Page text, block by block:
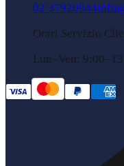
02 37920944
Orari Servizio
Lun–Ven: